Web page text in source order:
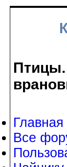
Птицы.
Главная
Все